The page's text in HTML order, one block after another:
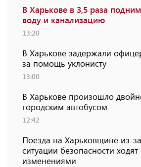
В Харькове в 3,5 раза
воду и канализацию
13:20
В Харькове задержали
за помощь уклонисту
13:00
В Харькове произошло
городским автобусом
12:42
Поезда на Харьковщине из-
ситуации безопасности ходят
изменениями